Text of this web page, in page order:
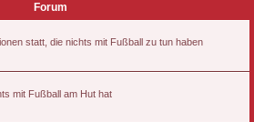
Forum
statt, die nichts mit Fußball zu tun haben
mit Fußball am Hut hat